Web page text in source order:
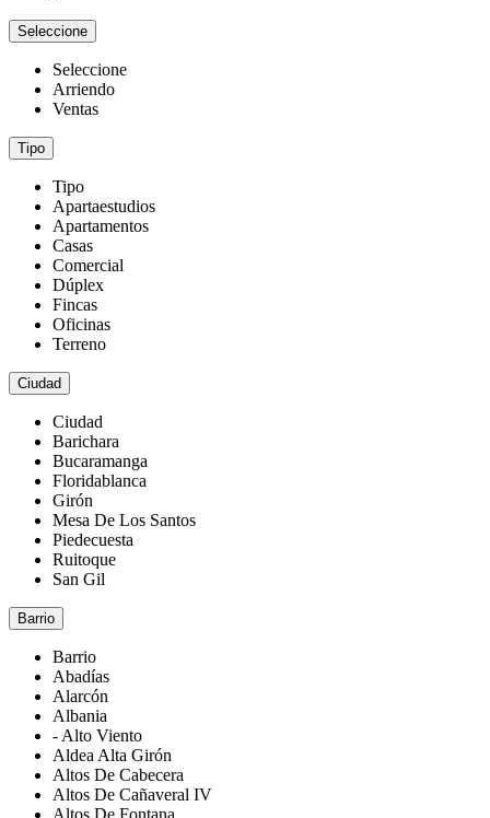
Seleccione
Seleccione
Arriendo
Ventas
Tipo
Tipo
Apartaestudios
Apartamentos
Casas
Comercial
Dúplex
Fincas
Oficinas
Terreno
Ciudad
Ciudad
Barichara
Bucaramanga
Floridablanca
Girón
Mesa De Los Santos
Piedecuesta
Ruitoque
San Gil
Barrio
Barrio
Abadías
Alarcón
Albania
- Alto Viento
Aldea Alta Girón
Altos De Cabecera
Altos De Cañaveral IV